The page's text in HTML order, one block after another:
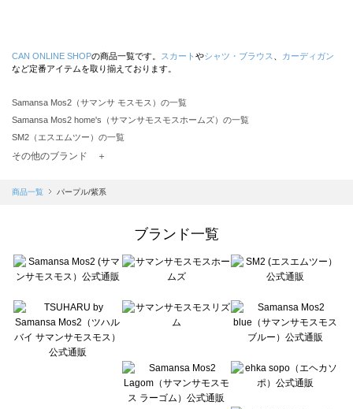
CAN ONLINE SHOPの商品一覧です。 スカート やシャツ・ブラウス
カーディガン
など定番アイテムを取り揃えております。
Samansa Mos2（サマンサ モスモス）の一覧
Samansa Mos2 home's（サマンサモスモスホームズ）の一覧
SM2（エスエムツー）の一覧
TSUHARU by Samansa Mos2（ツハルバイサマンサモスモス）の一覧
Samansa Mos2 blue（サマンサモスモス ブルー）の一覧
Te chichi（テチチ）の一覧
Te chichi CLASSIC（テチチ クラシック）の一覧
Lugnoncure（ルノンキュール）の一覧
BETTY'S BLUE（べティーズブルー）の一覧
Wpc.（ワールドパーティー）の一覧
その他のブランド ＋
商品一覧 パープル/紫系
ブランド一覧